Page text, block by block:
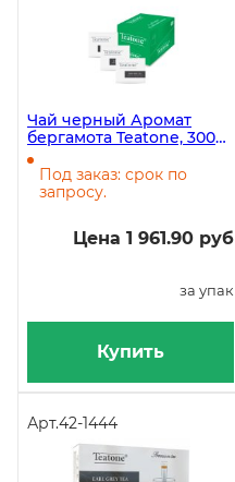
Чай черный Аромат
бергамота Teatone, 300
штук по 1,8 г
Под заказ: срок по
запросу.
Цена 1 961.90 руб
за упак
Купить
Арт.42-1444